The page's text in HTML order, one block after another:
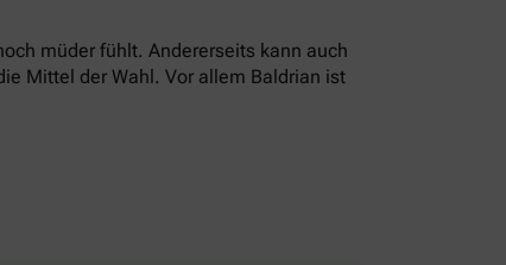
müder fühlt. Andererseits kann auch
Mittel der Wahl. Vor allem Baldrian ist